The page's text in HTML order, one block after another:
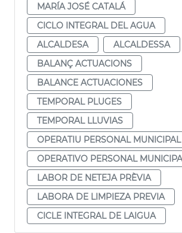
MARÍA JOSÉ CATALÁ
CICLO INTEGRAL DEL AGUA
ALCALDESA
ALCALDESSA
BALANÇ ACTUACIONS
BALANCE ACTUACIONES
TEMPORAL PLUGES
TEMPORAL LLUVIAS
OPERATIU PERSONAL MUNICIPAL
OPERATIVO PERSONAL
LABOR DE NETEJA PRÈVIA
LABORA DE LIMPIEZA PREVIA
CICLE INTEGRAL DE LAIGUA